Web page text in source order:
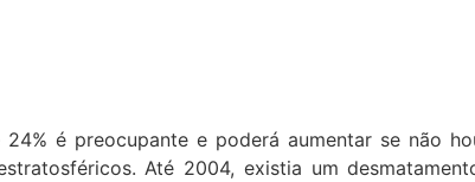
é preocupante e poderá aumentar se não
Até 2004, existia um